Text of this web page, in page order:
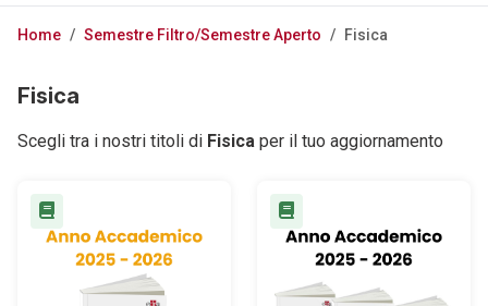
Home / Semestre Filtro/Semestre Aperto / Fisica
Fisica
Scegli tra i nostri titoli di Fisica per il tuo aggiornamento